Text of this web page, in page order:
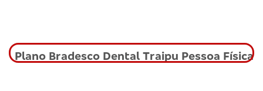
Plano Bradesco Dental Traipu Pessoa Física